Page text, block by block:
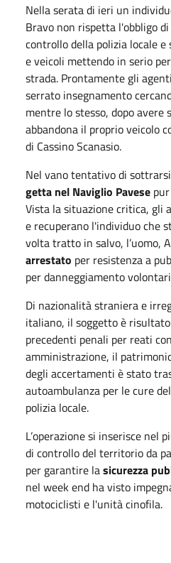
Nella serata di ieri un
Bravo non rispetta l'obbligo
controllo della polizia locale
e veicoli mettendo in serio
strada. Prontamente gli
serrato insegnamento
mentre lo stesso, dopo avere
abbandona il proprio veicolo
di Cassino Scanasio.
Nel vano tentativo di
getta nel Naviglio Pavese
Vista la situazione critica, gli
e recuperano l'individuo che
volta tratto in salvo, l’uomo,
arrestato per resistenza a
per danneggiamento
Di nazionalità straniera e
italiano, il soggetto è
precedenti penali per reati
amministrazione, il
degli accertamenti è stato
autoambulanza per le cure
polizia locale.
L’operazione si inserisce nel
di controllo del territorio da
per garantire lasicurezza
nel week end ha visto
motociclisti e l'unità cinofila.